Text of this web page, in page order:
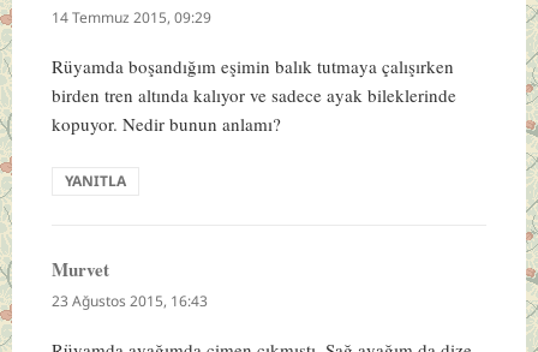
ki:
14 Temmuz 2015, 09:29
Rüyamda boşandığım eşimin balık tutmaya çalışırken
birden tren altında kalıyor ve sadece ayak bileklerinde
kopuyor. Nedir bunun anlamı?
YANITLA
Murvetdedi
ki:
23 Ağustos 2015, 16:43